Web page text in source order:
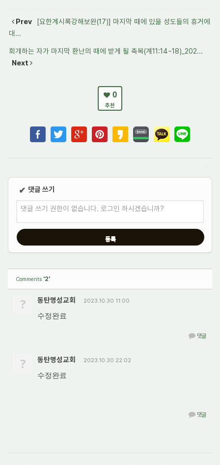
Prev
[요한계시록강해보완(17)] 마지막 때에 있을 성도들의 휴거에
대...
회개하는 자가 마지막 환난의 때에 받게 될 축복(계11:14~18)_202...
Next
0
추천
✔ 댓글 쓰기
댓글 쓰기 권한이 없습니다. 로그인 하시겠습니까?
Comments '2'
? 동탄명성교회 2023.10.30 11:00
수정완료
댓글
? 동탄명성교회 2023.10.30 22:02
수정완료
댓글